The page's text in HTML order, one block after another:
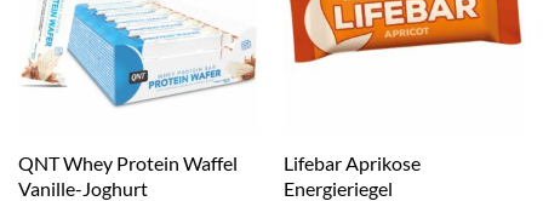
QNT Whey Protein Waffel
Vanille-Joghurt
Lifebar Aprikose
Energieriegel